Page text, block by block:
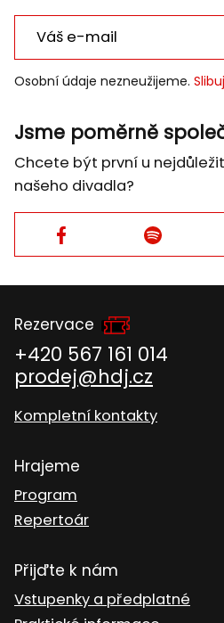
Osobní údaje nezneužijeme.
Jsme poměrně
Chcete být první u
našeho divadla?
Facebook Facebook
Rezervace
+420 567 161 014
prodej@hdj.cz
Kompletní kontakty
Hrajeme
Program
Repertoár
Přijďte k nám
Vstupenky a předplatné